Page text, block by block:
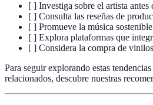
[ ] Investiga sobre el artista antes
[ ] Consulta las reseñas de
[ ] Promueve la música
[ ] Explora plataformas que
[ ] Considera la compra de
Para seguir explorando estas
relacionados, descubre nuestras